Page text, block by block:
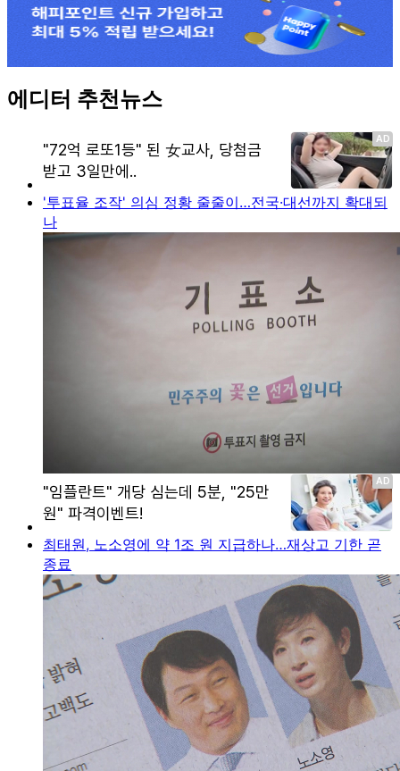
에디터 추천뉴스
'투표율 조작' 의심 정황 줄줄이…전국·대선까지 확대되
나
최태원, 노소영에 약 1조 원 지급하나…재상고 기한 곧
종료